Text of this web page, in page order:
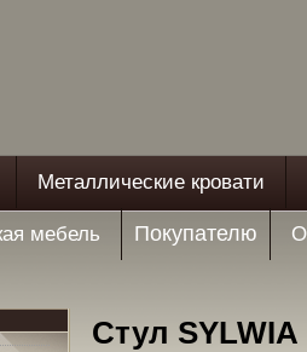
Металлические кровати
мебель Покупателю
Стул SYLWIA